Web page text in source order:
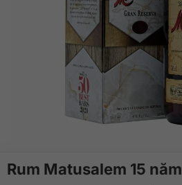
Rum Matusalem 15 năm